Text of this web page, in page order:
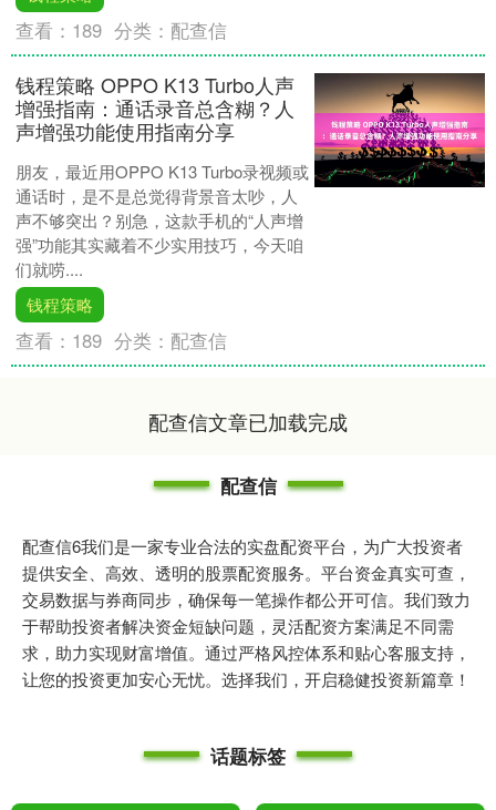
查看： 189 分类： 配查信
钱程策略 OPPO K13 Turbo人声
增强指南：通话录音总含糊？人
声增强功能使用指南分享
朋友，最近用OPPO K13 Turbo录视频或
通话时，是不是总觉得背景音太吵，人
声不够突出？别急，这款手机的“人声增
强”功能其实藏着不少实用技巧，今天咱
们就唠....
钱程策略
查看： 189 分类： 配查信
配查信文章已加载完成
配查信
配查信6我们是一家专业合法的实盘配资平台，为广大投资者
提供安全、高效、透明的股票配资服务。平台资金真实可查，
交易数据与券商同步，确保每一笔操作都公开可信。我们致力
于帮助投资者解决资金短缺问题，灵活配资方案满足不同需
求，助力实现财富增值。通过严格风控体系和贴心客服支持，
让您的投资更加安心无忧。选择我们，开启稳健投资新篇章！
话题标签